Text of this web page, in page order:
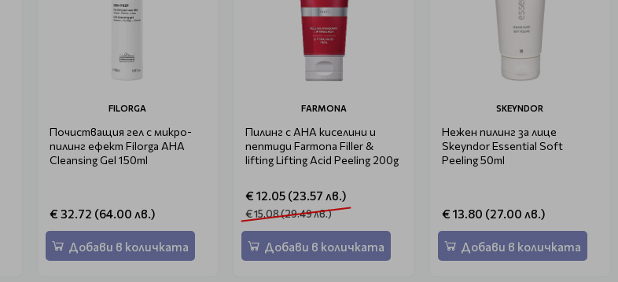
FILORGA
Почистващия гел с микро-
пилинг ефект Filorga AHA
Cleansing Gel 150ml
€ 32.72 (64.00 лв.)
Добави в количката
FARMONA
Пилинг с АНА киселини и
пептиди Farmona Filler &
lifting Lifting Acid Peeling 200g
€ 12.05 (23.57 лв.)
€ 15.08 (29.49 лв.)
Добави в количката
SKEYNDOR
Нежен пилинг за лице
Skeyndor Essential Soft
Peeling 50ml
€ 13.80 (27.00 лв.)
Добави в количката